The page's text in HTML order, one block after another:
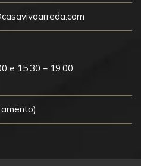
e 15.30 – 19.00